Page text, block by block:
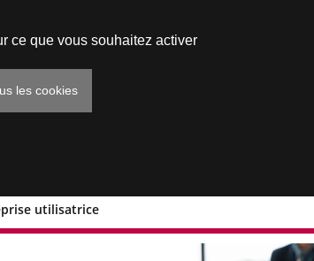
utilisatrice
salaires dus
ce que vous souhaitez activer
les cookies